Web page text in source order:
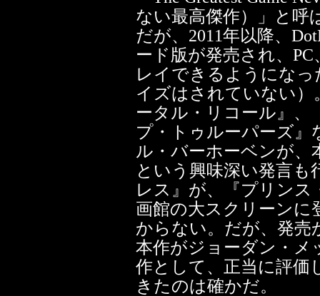
ない最高傑作）」と呼
だが、2011年以降、
ード版が発売され、
レイできるようにな
イズはされていない
ータル・リコール』、
プ・トゥルーパーズ』
ル・バーホーベンが、
という興味深い発言
レス』が、『プリン
画館の大スクリーンに
からない。だが、発売
本作がジョーダン・メ
作として、正当に評価
きたのは確かだ。